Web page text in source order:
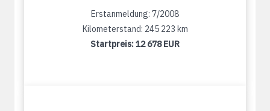
Erstanmeldung: 7/2008
Kilometerstand: 245 223 km
Startpreis:12 678 EUR